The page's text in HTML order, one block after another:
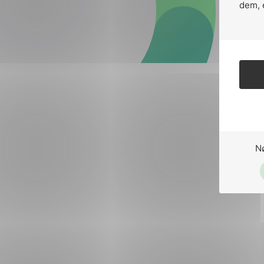
dem,
Forsvar og beredskap
Industri og automatisering
Lavspenning
Maritime elinstallasjoner